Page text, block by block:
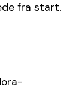
fra start.